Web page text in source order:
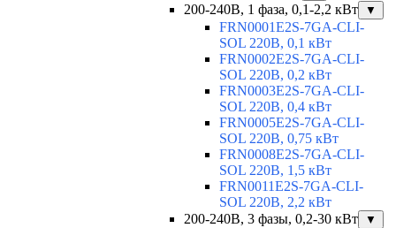
200-240В, 1 фаза, 0,1-2,2 кВт ▼
FRN0001E2S-7GA-CLI-
SOL 220В, 0,1 кВт
FRN0002E2S-7GA-CLI-
SOL 220В, 0,2 кВт
FRN0003E2S-7GA-CLI-
SOL 220В, 0,4 кВт
FRN0005E2S-7GA-CLI-
SOL 220В, 0,75 кВт
FRN0008E2S-7GA-CLI-
SOL 220В, 1,5 кВт
FRN0011E2S-7GA-CLI-
SOL 220В, 2,2 кВт
200-240В, 3 фазы, 0,2-30 кВт
▼